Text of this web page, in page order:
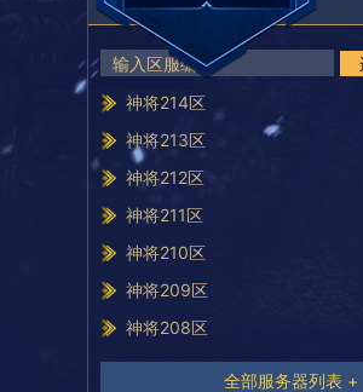
神将214区
神将213区
神将212区
神将211区
神将210区
神将209区
神将208区
全部服务器列表 +